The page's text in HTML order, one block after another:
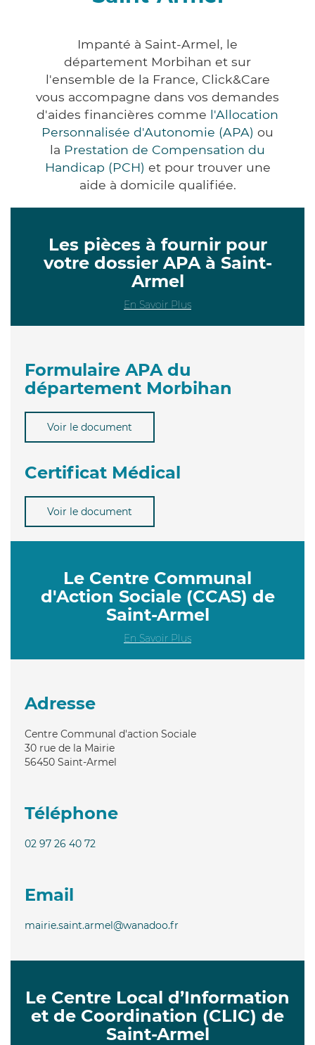
Impanté à Saint-Armel, le
département Morbihan et sur
l'ensemble de la France, Click&Care
vous accompagne dans vos demandes
d'aides financières comme l'Allocation
Personnalisée d'Autonomie (APA) ou
la Prestation de Compensation du
Handicap (PCH) et pour trouver une
aide à domicile qualifiée.
Les pièces à fournir pour
votre dossier APA à Saint-
Armel
En Savoir Plus
Formulaire APA du
département Morbihan
Voir le document
Certificat Médical
Voir le document
Le Centre Communal
d'Action Sociale (CCAS) de
Saint-Armel
En Savoir Plus
Adresse
Centre Communal d'action Sociale
30 rue de la Mairie
56450 Saint-Armel
Téléphone
02 97 26 40 72
Email
mairie.saint.armel@wanadoo.fr
Le Centre Local d’Information
et de Coordination (CLIC) de
Saint-Armel